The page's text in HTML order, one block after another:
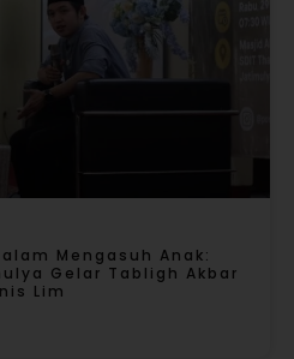
Mengasuh Anak:
Gelar Tabligh Akbar
Lim